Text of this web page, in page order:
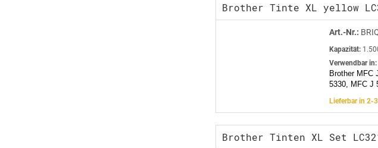
Brother Tinte XL yellow
Art.-Nr.:
Kapazität:
Verwendbar in:
Brother MFC
5330, MFC J
Lieferbar in 2-
Brother Tinten XL Set